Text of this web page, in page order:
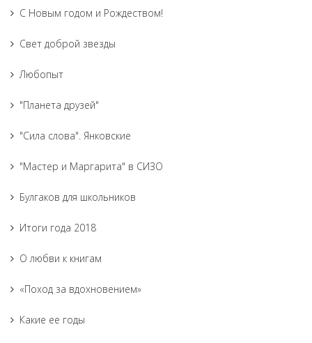
С Новым годом и Рождеством!
Свет доброй звезды
Любопыт
"Планета друзей"
"Сила слова". Янковские
"Мастер и Маргарита" в СИЗО
Булгаков для школьников
Итоги года 2018
О любви к книгам
«Поход за вдохновением»
Какие ее годы